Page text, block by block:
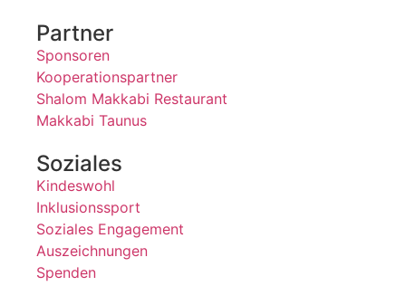
Partner
Sponsoren
Kooperationspartner
Shalom Makkabi Restaurant
Makkabi Taunus
Soziales
Kindeswohl
Inklusionssport
Soziales Engagement
Auszeichnungen
Spenden